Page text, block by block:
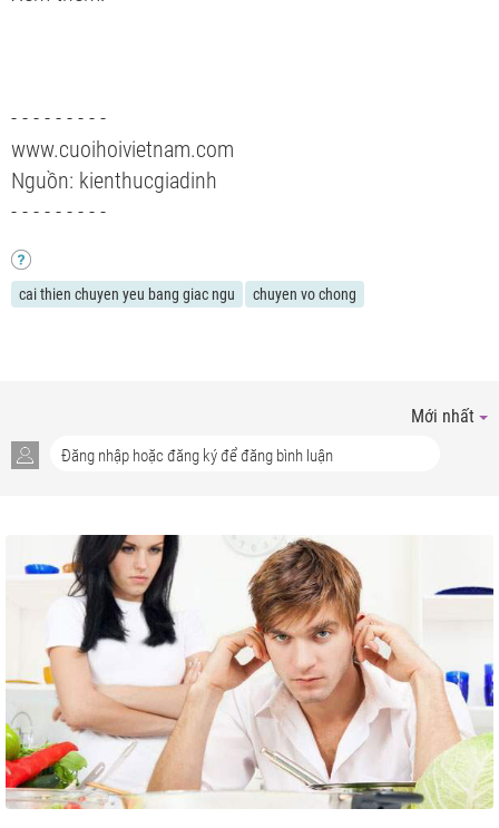
- - - - - - - - -
www.cuoihoivietnam.com
Nguồn: kienthucgiadinh
- - - - - - - - -
cai thien chuyen yeu bang giac ngu chuyen vo chong
Mới nhất